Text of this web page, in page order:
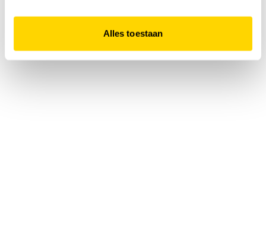
Alles toestaan